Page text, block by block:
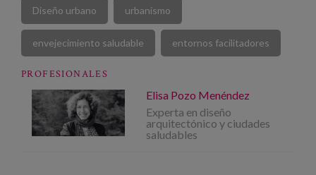
Diseño urbano urbanismo
envejecimiento saludable entornos facilitadores
PROFESIONALES
Elisa Pozo Menéndez
Experta en diseño
arquitectónico y ciudades
saludables